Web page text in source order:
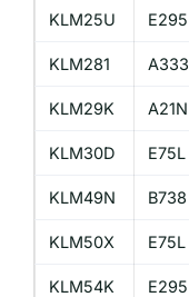
KLM25U E295
KLM281 A333
KLM29K A21N
KLM30D E75L
KLM49N B738
KLM50X E75L
KLM54K E295